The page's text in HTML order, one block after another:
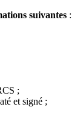
suivantes :
;
et signé ;